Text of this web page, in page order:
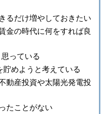
るだけ増やしておきたい
金の時代に何をすれば良
っている
めようと考えている
動産投資や太陽光発電投
たことがない